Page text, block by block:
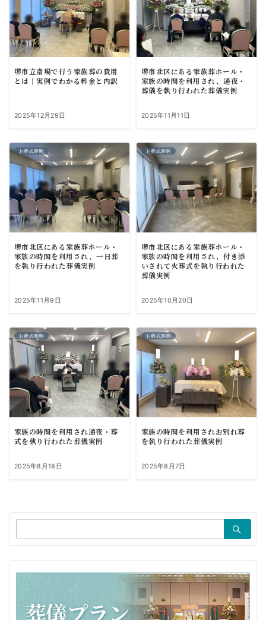
堺市立斎場で行う家族葬の費用
とは｜実例でわかる料金と内訳
2025年12月29日
堺市北区にある家族葬ホール・
家族の時間を利用され、通夜・
葬儀を執り行われた葬儀実例
2025年11月11日
お葬式事例
堺市北区にある家族葬ホール・
家族の時間を利用され、一日葬
を執り行われた葬儀実例
2025年11月9日
お葬式事例
堺市北区にある家族葬ホール・
家族の時間を利用され、付き添
いされて火葬式を執り行われた
葬儀実例
2025年10月20日
お葬式事例
家族の時間を利用され通夜・葬
式を執り行われた葬儀実例
2025年8月18日
お葬式事例
家族の時間を利用されお別れ葬
を執り行われた葬儀実例
2025年8月7日
索：